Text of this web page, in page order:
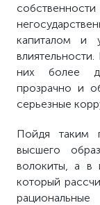
капиталом и
них более
прозрачно и
серьезные
Пойдя таким
высшего
волокиты, а в
который